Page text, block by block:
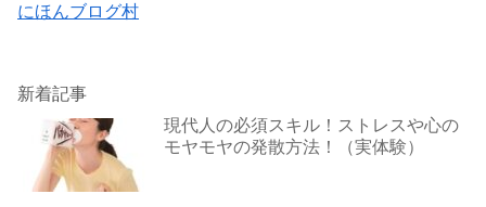
にほんブログ村
新着記事
現代人の必須スキル！ストレスや心の
モヤモヤの発散方法！（実体験）